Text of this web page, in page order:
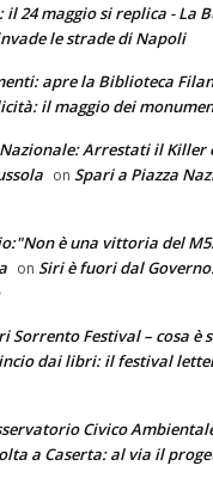
24 maggio si replica - La
le strade di Napoli
apre la Biblioteca
il maggio dei
Arrestati il Killer
on Spari a Piazza
è una vittoria del
on Siri è fuori dal
Sorrento Festival – cosa è
dai libri: il festival
Civico
a Caserta: al via il